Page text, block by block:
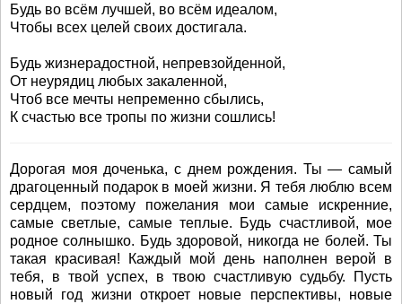
Будь во всём лучшей, во всём идеалом,
Чтобы всех целей своих достигала.
Будь жизнерадостной, непревзойденной,
От неурядиц любых закаленной,
Чтоб все мечты непременно сбылись,
К счастью все тропы по жизни сошлись!
Дорогая моя доченька, с днем рождения. Ты — самый
драгоценный подарок в моей жизни. Я тебя люблю всем
сердцем, поэтому пожелания мои самые искренние,
самые светлые, самые теплые. Будь счастливой, мое
родное солнышко. Будь здоровой, никогда не болей. Ты
такая красивая! Каждый мой день наполнен верой в
тебя, в твой успех, в твою счастливую судьбу. Пусть
новый год жизни откроет новые перспективы, новые